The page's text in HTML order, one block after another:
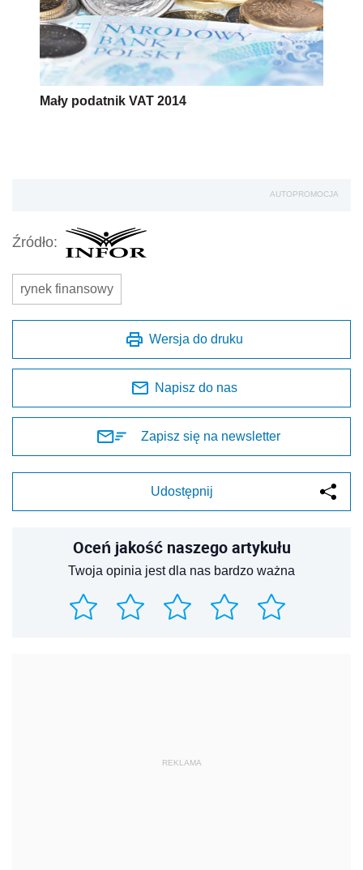
Mały podatnik VAT 2014
AUTOPROMOCJA
Źródło:
rynek finansowy
Wersja do druku
Napisz do nas
Zapisz się na newsletter
Udostępnij
Oceń jakość naszego artykułu
Twoja opinia jest dla nas bardzo ważna
REKLAMA